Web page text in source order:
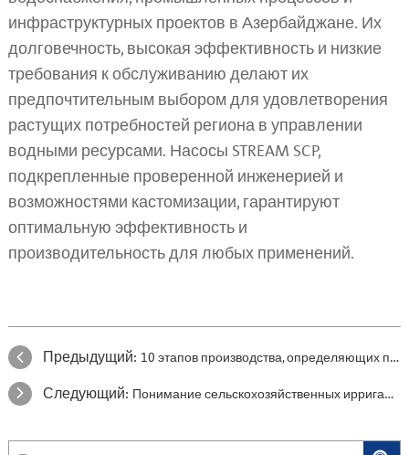
инфраструктурных проектов в Азербайджане. Их
долговечность, высокая эффективность и низкие
требования к обслуживанию делают их
предпочтительным выбором для удовлетворения
растущих потребностей региона в управлении
водными ресурсами. Насосы STREAM SCP,
подкрепленные проверенной инженерией и
возможностями кастомизации, гарантируют
оптимальную эффективность и
производительность для любых применений.
Предыдущий: 10 этапов производства, определяющих производительность насоса
Следующий: Понимание сельскохозяйственных ирригационных насосов в Азербайджане